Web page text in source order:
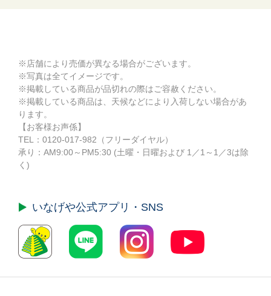
※店舗により売価が異なる場合がございます。
※写真は全てイメージです。
※掲載している商品が品切れの際はご容赦ください。
※掲載している商品は、天候などにより入荷しない場合があ
ります。
【お客様お声係】
TEL： 0120-017-982 （フリーダイヤル）
承り：AM9:00～PM5:30 (土曜・日曜および 1／1～1／3は除
く)
いなげや公式アプリ・SNS